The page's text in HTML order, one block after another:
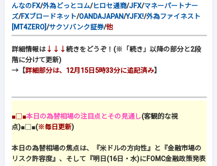
んなのFX/外為どっとコム/ヒロセ通商/JFX/マネーパートナー
ズ/FXブロードネット/OANDAJAPAN/YJFX!/外為ファイネスト
[MT4ZERO]/サクソバンク証券/他
詳細情報は↓↓↓続きをどうぞ！(※「続き」以降の部分と2段
階に分けて更新)
→【詳細部分は、12月15日5時33分に追記済み】
■□■本日の為替相場の注目点とその見通し(客観的な視
点)■□■(※毎日更新)
本日の為替相場の焦点は、『米ドルの方向性』と『金融市場の
リスク許容度』、そして『明日(16日・水)にFOMC金融政策発表